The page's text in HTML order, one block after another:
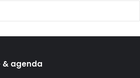
agenda